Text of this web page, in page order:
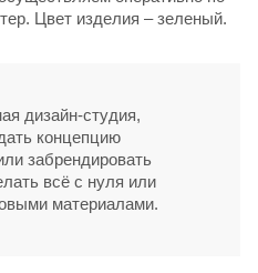
Цвет изделия – зеленый.
дизайн-студия,
концепцию
забрендировать
всё с нуля или
материалами.